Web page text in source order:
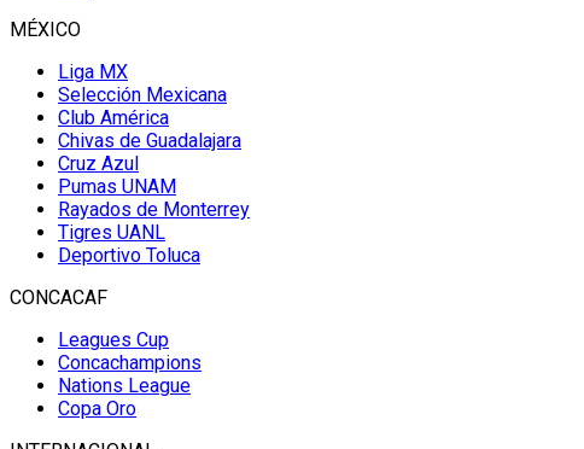
MÉXICO
Liga MX
Selección Mexicana
Club América
Chivas de Guadalajara
Cruz Azul
Pumas UNAM
Rayados de Monterrey
Tigres UANL
Deportivo Toluca
CONCACAF
Leagues Cup
Concachampions
Nations League
Copa Oro